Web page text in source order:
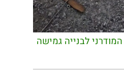
לבנייה גמישה